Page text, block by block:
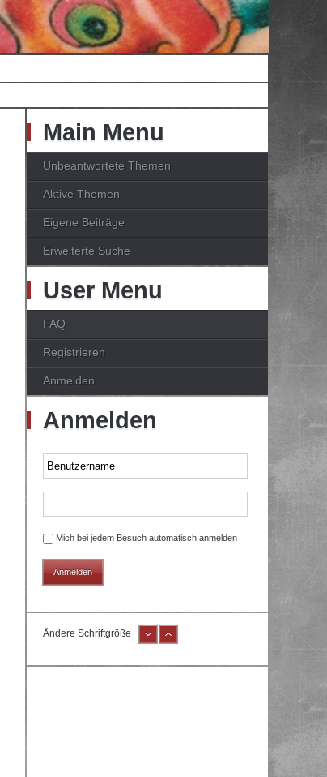
Main Menu
Unbeantwortete Themen
Aktive Themen
Eigene Beiträge
Erweiterte Suche
User Menu
FAQ
Registrieren
Anmelden
Anmelden
Mich bei jedem Besuch automatisch anmelden
Ändere Schriftgröße